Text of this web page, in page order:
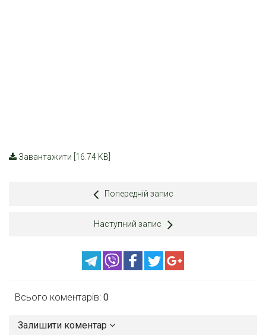
Завантажити [16.74 KB]
Попередній запис
Наступний запис
Всього коментарів: 0
Залишити коментар